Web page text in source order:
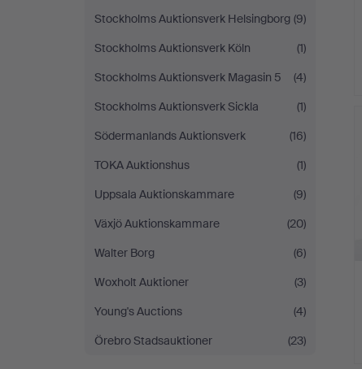
Stockholms Auktionsverk Helsingborg (9)
Stockholms Auktionsverk Köln
(1)
Stockholms Auktionsverk Magasin 5
(4)
Stockholms Auktionsverk Sickla
(1)
Södermanlands Auktionsverk
(16)
TOKA Auktionshus
(1)
Uppsala Auktionskammare
(9)
Växjö Auktionskammare
(20)
Walter Borg
(6)
Woxholt Auktioner
(3)
Young's Auctions
(4)
Örebro Stadsauktioner
(23)